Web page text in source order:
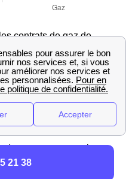
contrats de gaz de
: ,la souscription
au gaz à Marthille
et de gaz à Saint-
est un acteur majeur
comme dans toute la
historique de gaz
21 38